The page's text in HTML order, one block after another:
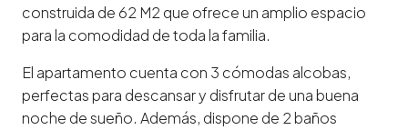
construida de 62 M2 que ofrece un amplio espacio
para la comodidad de toda la familia.
El apartamento cuenta con 3 cómodas alcobas,
perfectas para descansar y disfrutar de una buena
noche de sueño. Además, dispone de 2 baños